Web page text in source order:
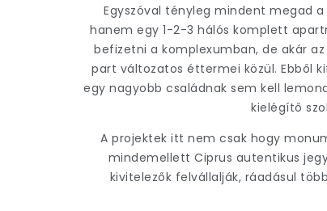
Egyszóval tényleg mindent megad
hanem egy 1-2-3 hálós komplett
befizetni a komplexumban, de akár
part változatos éttermei közül. Ebből
egy nagyobb családnak sem kell
kielégítő
A projektek itt nem csak hogy
mindemellett Ciprus autentikus
kivitelezők felvállalják, ráadásul